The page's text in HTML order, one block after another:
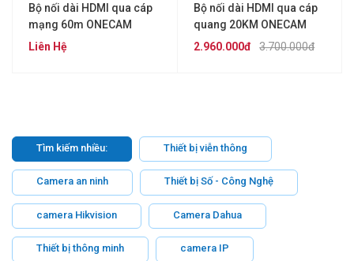
Bộ nối dài HDMI qua cáp
mạng 60m ONECAM
HDMI-LAN 60KVM
Liên Hệ
Bộ nối dài HDMI qua cáp
quang 20KM ONECAM
HDMI/USB 20KM-SC/FC
3.700.000đ
2.960.000đ
Tìm kiếm nhiều: Thiết bị viễn thông
Camera an ninh Thiết bị Số - Công Nghệ
camera Hikvision Camera Dahua
Thiết bị thông minh camera IP